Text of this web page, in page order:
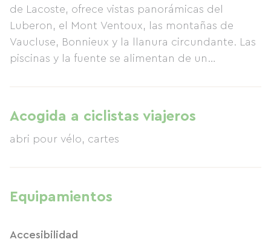
de Lacoste, ofrece vistas panorámicas del
Luberon, el Mont Ventoux, las montañas de
Vaucluse, Bonnieux y la llanura circundante. Las
piscinas y la fuente se alimentan de un
viñedos y ofrecen vistas impresionantes.
Acogida a ciclistas viajeros
abri pour vélo, cartes
Equipamientos
Accesibilidad